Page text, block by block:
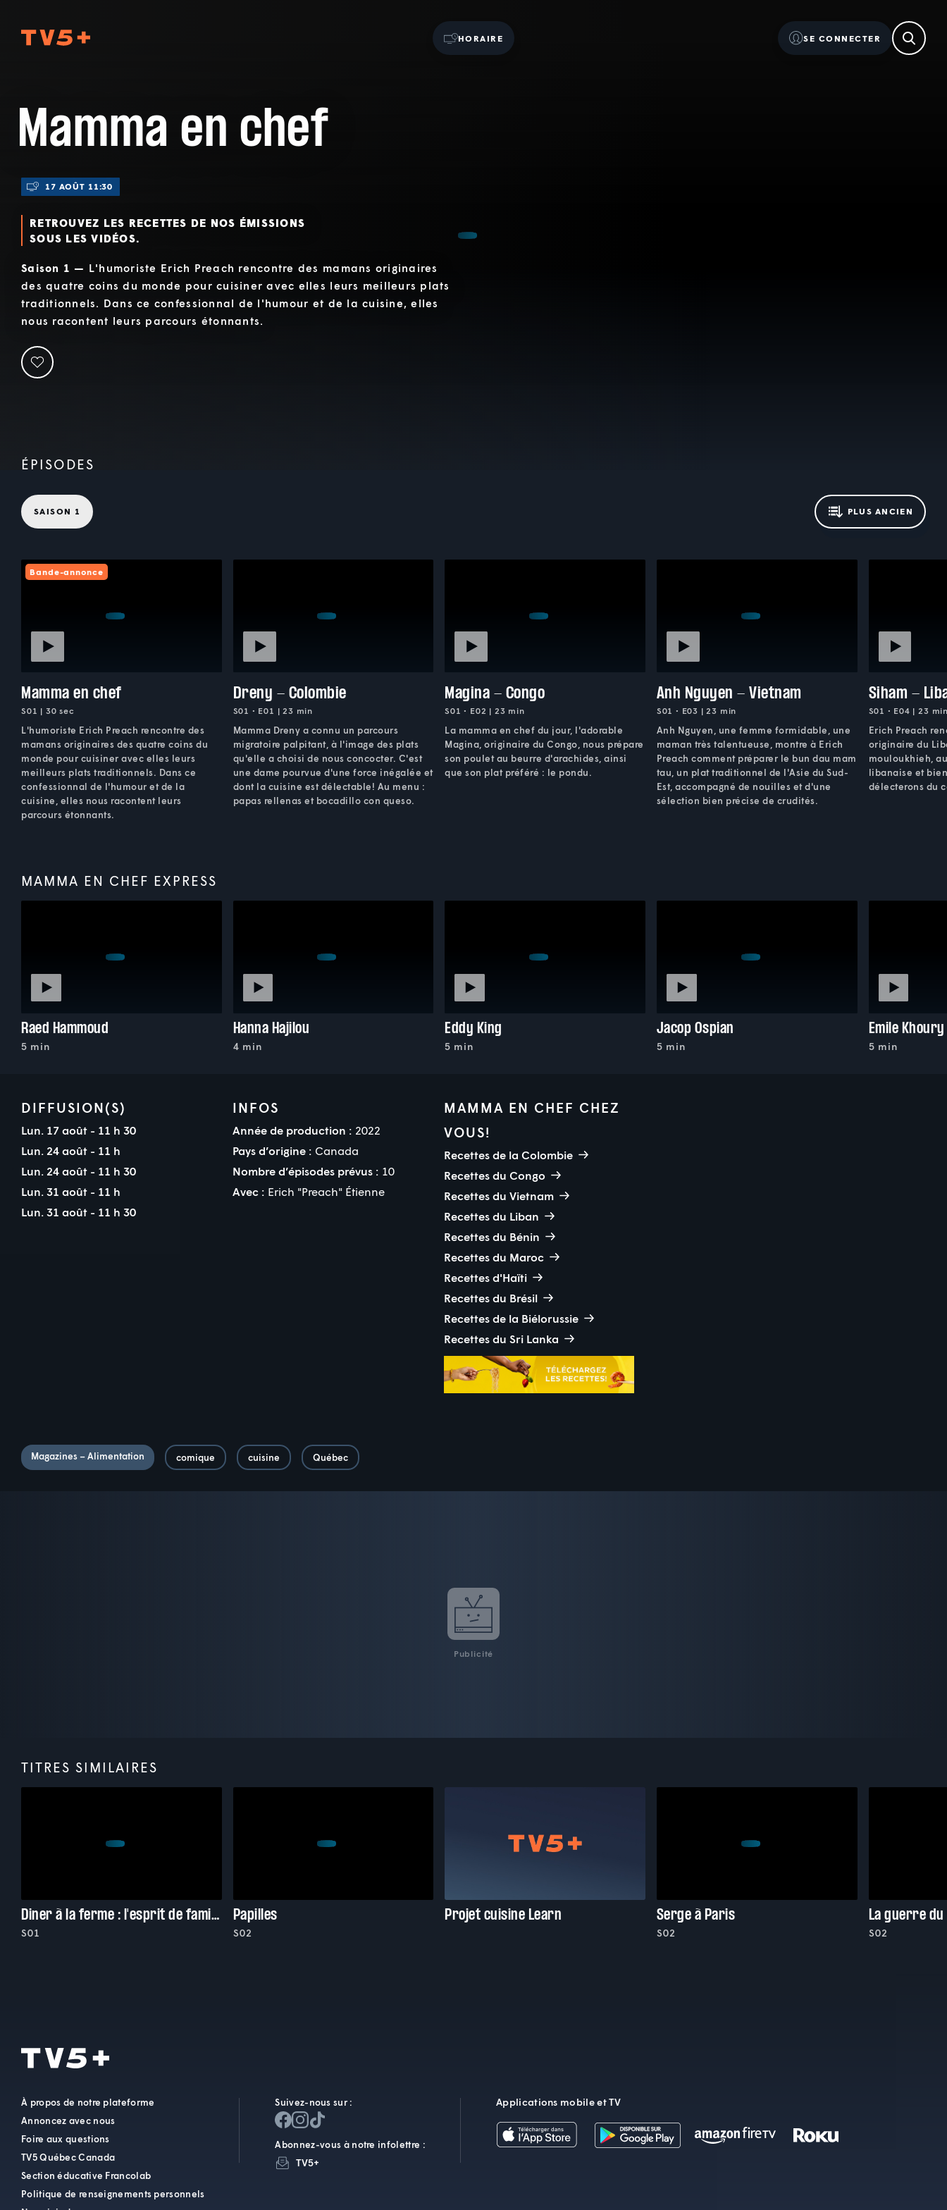
HORAIRE SE CONNECTER
Mamma en chef
17 AOÛT 11:30
RETROUVEZ LES RECETTES DE NOS ÉMISSIONS
SOUS LES VIDÉOS.
Saison 1 — L'humoriste Erich Preach rencontre des mamans originaires
des quatre coins du monde pour cuisiner avec elles leurs meilleurs plats
traditionnels. Dans ce confessionnal de l'humour et de la cuisine, elles
nous racontent leurs parcours étonnants.
ÉPISODES
SAISON 1 PLUS ANCIEN
Bande-annonce
Mamma en chef
S01 | 30 sec
L'humoriste Erich Preach rencontre des
mamans originaires des quatre coins du
monde pour cuisiner avec elles leurs
meilleurs plats traditionnels. Dans ce
confessionnal de l'humour et de la
cuisine, elles nous racontent leurs
parcours étonnants.
Dreny - Colombie
S01 • E01 | 23 min
Mamma Dreny a connu un parcours
migratoire palpitant, à l'image des plats
qu'elle a choisi de nous concocter. C'est
une dame pourvue d'une force inégalée et
dont la cuisine est délectable! Au menu :
papas rellenas et bocadillo con queso.
Magina - Congo
S01 • E02 | 23 min
La mamma en chef du jour, l'adorable
Magina, originaire du Congo, nous prépare
son poulet au beurre d'arachides, ainsi
que son plat préféré : le pondu.
Anh Nguyen - Vietnam
S01 • E03 | 23 min
Anh Nguyen, une femme formidable, une
maman très talentueuse, montre à Erich
Preach comment préparer le bun dau mam
tau, un plat traditionnel de l'Asie du Sud-
Est, accompagné de nouilles et d'une
sélection bien précise de crudités.
Siham -
S01 • E04 | 23
Erich Preach
originaire du
mouloukhieh,
libanaise et
délecterons du
MAMMA EN CHEF EXPRESS
Raed Hammoud
5 min
Hanna Hajilou
4 min
Eddy King
5 min
Jacop Ospian
5 min
Emile Khoury
5 min
DIFFUSION(S)
Lun. 17 août - 11 h 30
Lun. 24 août - 11 h
Lun. 24 août - 11 h 30
Lun. 31 août - 11 h
Lun. 31 août - 11 h 30
INFOS
Année de production : 2022
Pays d’origine : Canada
Nombre d’épisodes prévus : 10
Avec : Erich "Preach" Étienne
MAMMA EN CHEF CHEZ
VOUS!
Recettes de la Colombie
Recettes du Congo
Recettes du Vietnam
Recettes du Liban
Recettes du Bénin
Recettes du Maroc
Recettes d'Haïti
Recettes du Brésil
Recettes de la Biélorussie
Recettes du Sri Lanka
Magazines – Alimentation comique cuisine Québec
Publicité
TITRES SIMILAIRES
Diner à la ferme : l'esprit de famille
S01
Papilles
S02
Projet cuisine Learn Serge à Paris
S02
La guerre
S02
À propos de notre plateforme
Annoncez avec nous
Foire aux questions
TV5 Québec Canada
Section éducative Francolab
Politique de renseignements personnels
Suivez-nous sur :
Abonnez-vous à notre infolettre :
TV5+
Applications mobile et TV